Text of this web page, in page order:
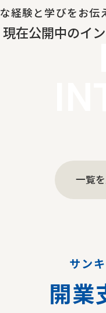
な経験と学びをお伝
現在公開中のイ
一覧
サン
開業